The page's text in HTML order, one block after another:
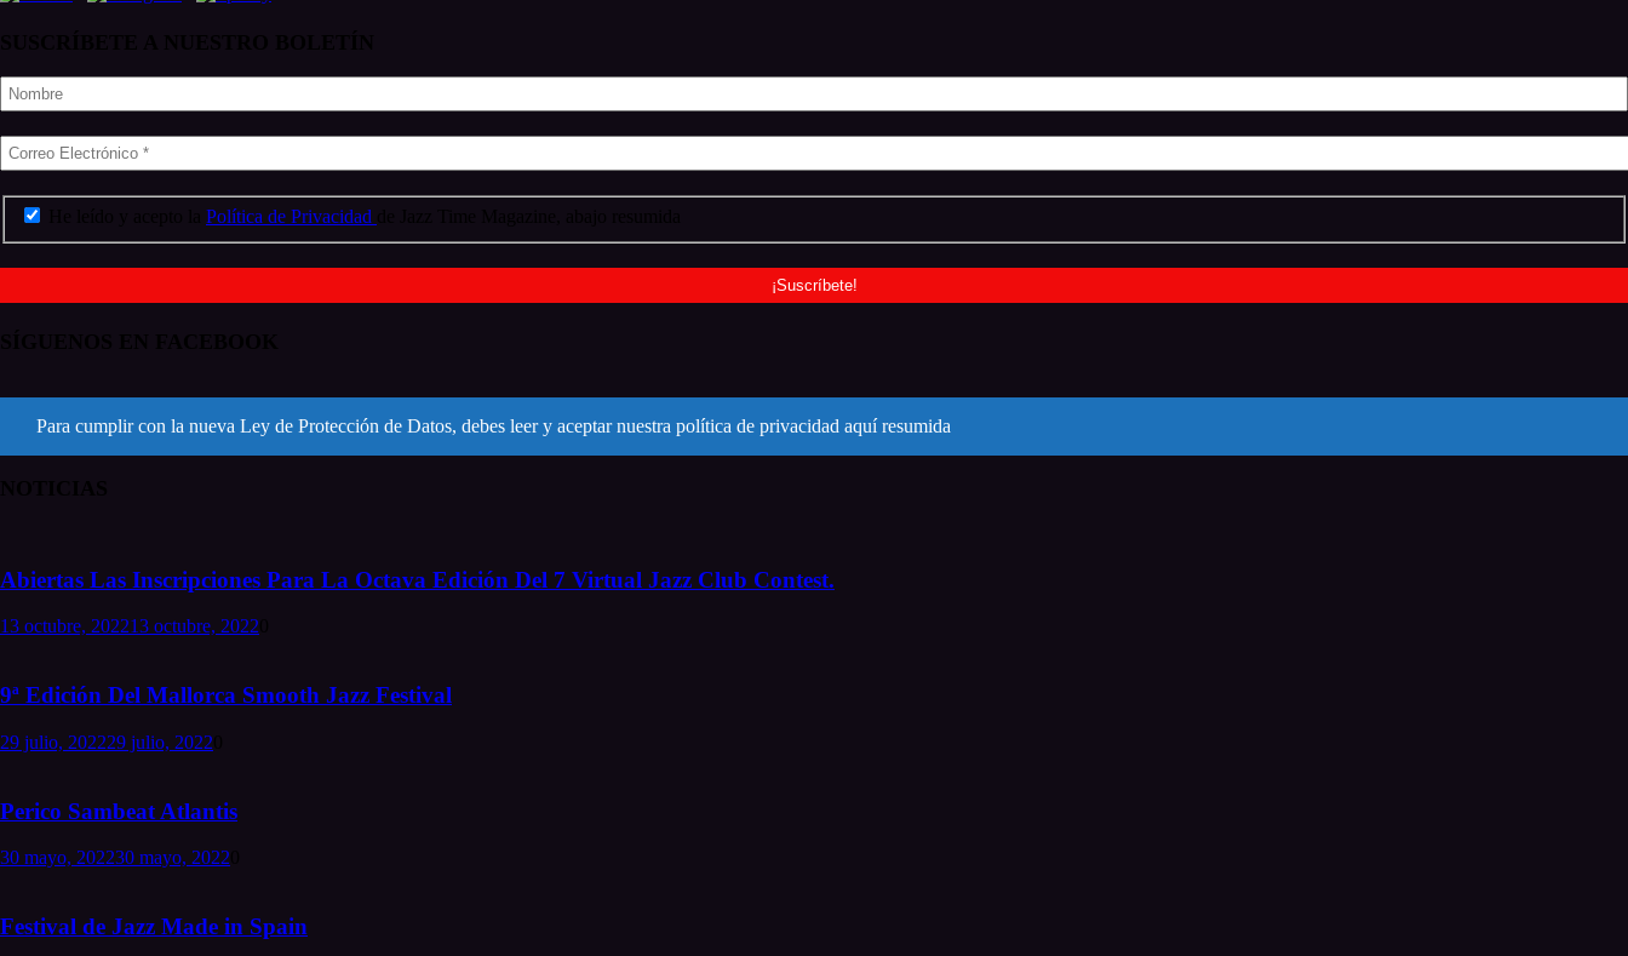
Política de Privacidad
Para cumplir con la nueva Ley de Protección de Datos, debes leer y aceptar nuestra política de privacidad aquí resumida
Abiertas Las Inscripciones Para La Octava Edición Del 7 Virtual Jazz Club Contest.
13 octubre, 202213 octubre, 2022
9ª Edición Del Mallorca Smooth Jazz Festival
29 julio, 202229 julio, 2022
Perico Sambeat Atlantis
30 mayo, 202230 mayo, 2022
Festival de Jazz Made in Spain